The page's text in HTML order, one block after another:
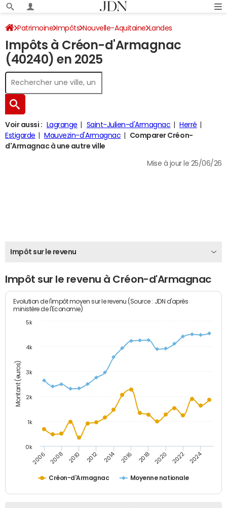
Patrimoine Impôts Nouvelle-Aquitaine Landes
Créon-d'Armagnac Impôt sur le revenu
Impôts à Créon-d'Armagnac
(40240) en 2025
Voir aussi : Lagrange Saint-Julien-d'Armagnac
Herré
Estigarde
Mauvezin-d'Armagnac
Comparer Créon-
d'Armagnac à une autre ville
Mise à jour le 25/06/26
Impôt sur le revenu
Impôt sur le revenu à Créon-d'Armagnac
Montant (euros)
Evolution de l'impôt moyen sur le revenu (Source : JDN d'après
ministère de l'Economie)
Créon-d'Armagnac Moyenne nationale
2006 2008 2010 2012 2014 2016 2018 2020 2022 2024
0k
1k
2k
3k
4k
5k